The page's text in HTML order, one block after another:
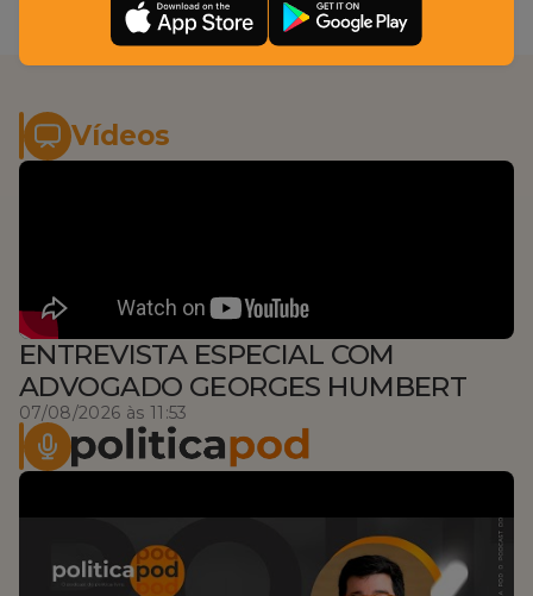
Vídeos
ENTREVISTA ESPECIAL COM
ADVOGADO GEORGES HUMBERT
07/08/2026 às 11:53